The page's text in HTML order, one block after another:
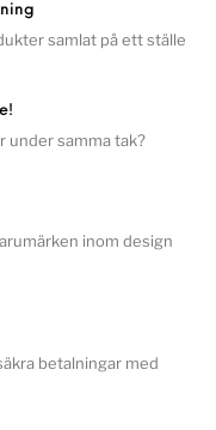
samlat på ett ställe
under samma tak?
inom design
betalningar med